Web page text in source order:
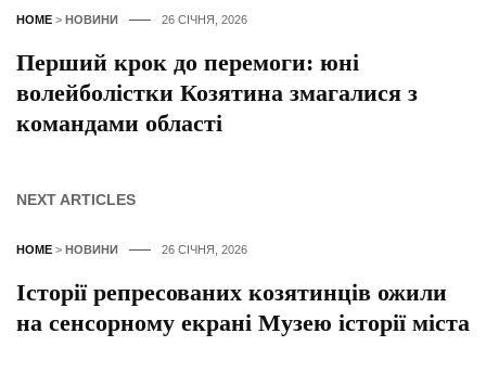
HOME > НОВИНИ 26 СІЧНЯ, 2026
Перший крок до перемоги: юні
волейболістки Козятина змагалися з
командами області
NEXT ARTICLES
HOME > НОВИНИ 26 СІЧНЯ, 2026
Історії репресованих козятинців ожили
на сенсорному екрані Музею історії міста